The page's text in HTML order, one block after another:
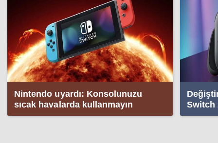
Nintendo uyardı: Konsolunuzu
sıcak havalarda kullanmayın
Switch